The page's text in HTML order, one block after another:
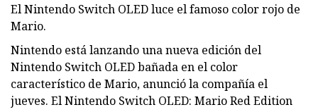
El Nintendo Switch OLED luce el famoso color rojo de
Mario.
Nintendo está lanzando una nueva edición del
Nintendo Switch OLED bañada en el color
característico de Mario, anunció la compañía el
jueves. El Nintendo Switch OLED: Mario Red Edition